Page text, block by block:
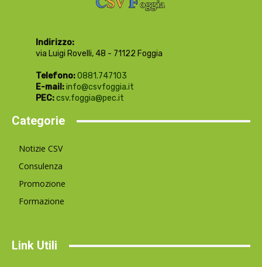
Indirizzo:
via Luigi Rovelli, 48 - 71122 Foggia
Telefono:0881.747103
E-mail:info@csvfoggia.it
PEC:csv.foggia@pec.it
Categorie
Notizie CSV
Consulenza
Promozione
Formazione
Link Utili